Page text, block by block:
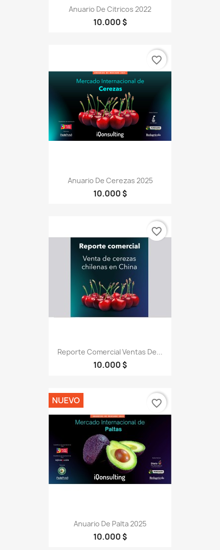
Anuario De Citricos 2022
10.000 $
Anuario De Cerezas 2025
10.000 $
favorite_border
Reporte Comercial Ventas De...
10.000 $
favorite_border
Anuario De Palta 2025
10.000 $
NUEVO favorite_border